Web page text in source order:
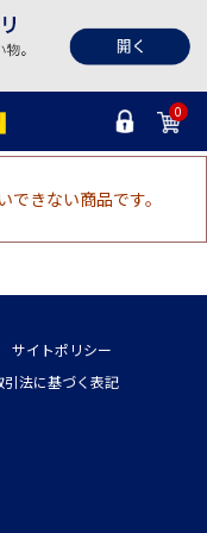
0
きない商品です。
サイトポリシー
引法に基づく表記